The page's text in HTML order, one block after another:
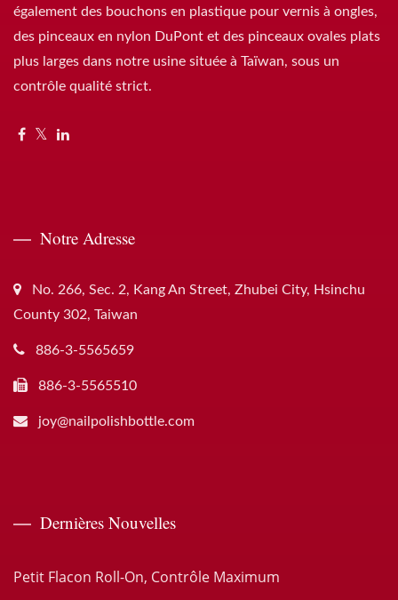
également des bouchons en plastique pour vernis à ongles,
des pinceaux en nylon DuPont et des pinceaux ovales plats
plus larges dans notre usine située à Taïwan, sous un
contrôle qualité strict.
Notre Adresse
No. 266, Sec. 2, Kang An Street, Zhubei City, Hsinchu
County 302, Taiwan
886-3-5565659
886-3-5565510
joy@nailpolishbottle.com
Dernières Nouvelles
Petit Flacon Roll-On, Contrôle Maximum